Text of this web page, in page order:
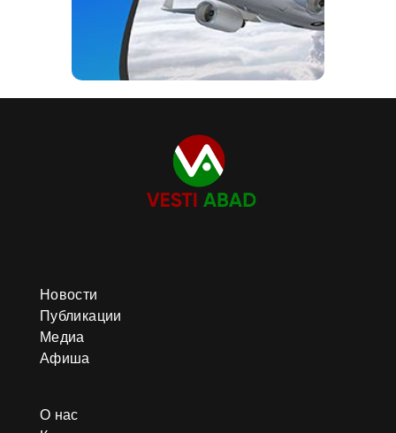
Новости
Публикации
Медиа
Афиша
О нас